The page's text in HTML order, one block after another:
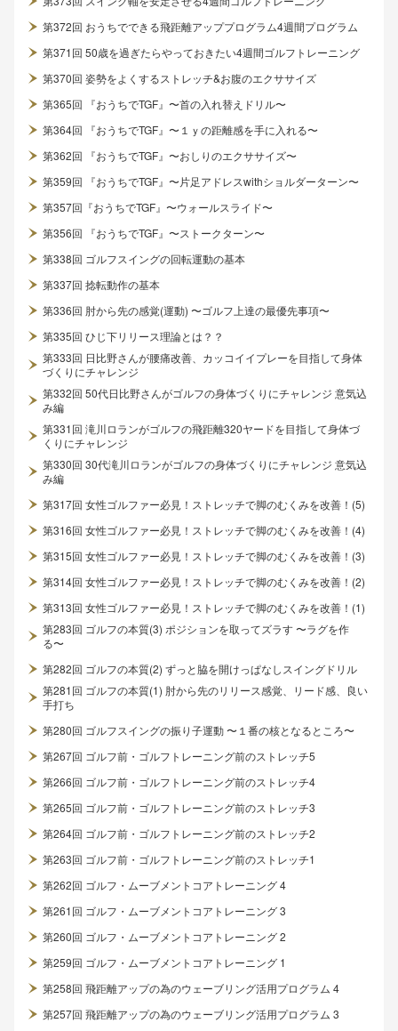
第372回 おうちでできる飛距離アッププログラム4週間プログラム
第371回 50歳を過ぎたらやっておきたい4週間ゴルフトレーニング
第370回 姿勢をよくするストレッチ&お腹のエクササイズ
第365回 『おうちでTGF』〜首の入れ替えドリル〜
第364回 『おうちでTGF』〜１ｙの距離感を手に入れる〜
第362回 『おうちでTGF』〜おしりのエクササイズ〜
第359回 『おうちでTGF』〜片足アドレスwithショルダーターン〜
第357回『おうちでTGF』〜ウォールスライド〜
第356回 『おうちでTGF』〜ストークターン〜
第338回 ゴルフスイングの回転運動の基本
第337回 捻転動作の基本
第336回 肘から先の感覚(運動) 〜ゴルフ上達の最優先事項〜
第335回 ひじ下リリース理論とは？？
第333回 日比野さんが腰痛改善、カッコイイプレーを目指して身体
づくりにチャレンジ
第332回 50代日比野さんがゴルフの身体づくりにチャレンジ 意気込
み編
第331回 滝川ロランがゴルフの飛距離320ヤードを目指して身体づ
くりにチャレンジ
第330回 30代滝川ロランがゴルフの身体づくりにチャレンジ 意気込
み編
第317回 女性ゴルファー必見！ストレッチで脚のむくみを改善！(5)
第316回 女性ゴルファー必見！ストレッチで脚のむくみを改善！(4)
第315回 女性ゴルファー必見！ストレッチで脚のむくみを改善！(3)
第314回 女性ゴルファー必見！ストレッチで脚のむくみを改善！(2)
第313回 女性ゴルファー必見！ストレッチで脚のむくみを改善！(1)
第283回 ゴルフの本質(3) ポジションを取ってズラす 〜ラグを作
る〜
第282回 ゴルフの本質(2) ずっと脇を開けっぱなしスイングドリル
第281回 ゴルフの本質(1) 肘から先のリリース感覚、リード感、良い
手打ち
第280回 ゴルフスイングの振り子運動 〜１番の核となるところ〜
第267回 ゴルフ前・ゴルフトレーニング前のストレッチ5
第266回 ゴルフ前・ゴルフトレーニング前のストレッチ4
第265回 ゴルフ前・ゴルフトレーニング前のストレッチ3
第264回 ゴルフ前・ゴルフトレーニング前のストレッチ2
第263回 ゴルフ前・ゴルフトレーニング前のストレッチ1
第262回 ゴルフ・ムーブメントコアトレーニング 4
第261回 ゴルフ・ムーブメントコアトレーニング 3
第260回 ゴルフ・ムーブメントコアトレーニング 2
第259回 ゴルフ・ムーブメントコアトレーニング 1
第258回 飛距離アップの為のウェーブリング活用プログラム 4
第257回 飛距離アップの為のウェーブリング活用プログラム 3